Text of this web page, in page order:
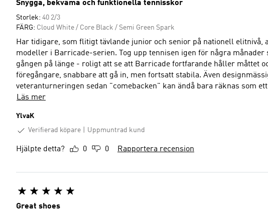
Snygga, bekväma och funktionella tennisskor
Storlek: 40 2/3
FÄRG: Cloud White / Core Black / Semi Green Spark
Har tidigare, som flitigt tävlande junior och senior på nationell elitnivå,
modeller i Barricade-serien. Tog upp tennisen igen för några
gången på länge - roligt att se att Barricade fortfarande håller måttet
föregångare, snabbare att gå in, men fortsatt stabila. Även
veteranturneringen sedan "comebacken" kan ändå bara räknas som
Läs mer
YlvaK
Verifierad köpare
Uppmuntrad kund
Hjälpte detta? 0 0 Rapportera recension
Great shoes